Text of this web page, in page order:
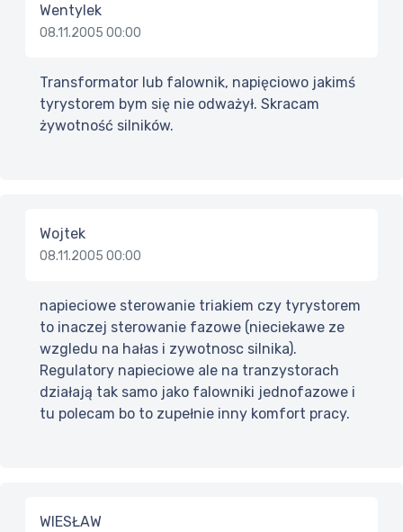
Wentylek
08.11.2005 00:00
Transformator lub falownik, napięciowo jakimś
tyrystorem bym się nie odważył. Skracam
żywotność silników.
Wojtek
08.11.2005 00:00
napieciowe sterowanie triakiem czy tyrystorem
to inaczej sterowanie fazowe (nieciekawe ze
wzgledu na hałas i zywotnosc silnika).
Regulatory napieciowe ale na tranzystorach
działają tak samo jako falowniki jednofazowe i
tu polecam bo to zupełnie inny komfort pracy.
WIESŁAW